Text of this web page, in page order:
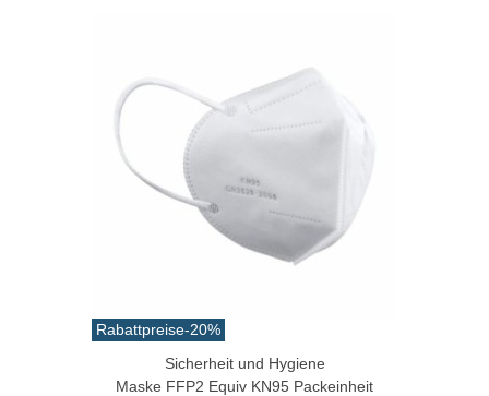
Rabattpreise-20%
Sicherheit und Hygiene
Maske FFP2 Equiv KN95 Packeinheit